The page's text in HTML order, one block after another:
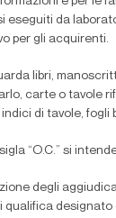
eseguiti da
per gli acquirenti.
libri,
carte o tavole ri
di tavole, fogli
“O.C.” si
degli
qualifica